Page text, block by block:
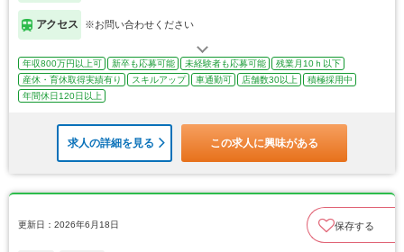
アクセス ※お問い合わせください
年収800万円以上可 新卒も応募可能 未経験者も応募可能
残業月10ｈ以下
産休・育休取得実績有り
スキルアップ 車通勤可 店舗数30以上
積極採用中
年間休日120日以上
求人の詳細を見る この求人に興味がある
更新日：2026年6月18日 保存する